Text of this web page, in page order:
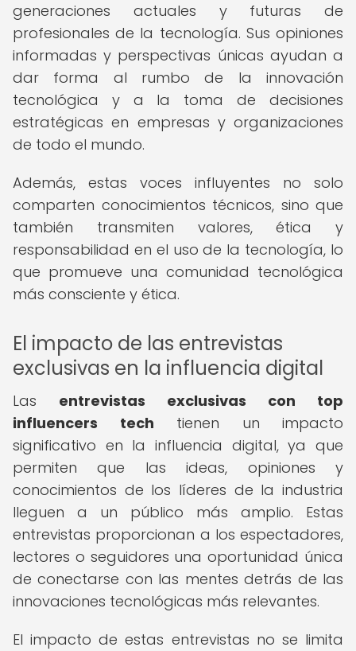
generaciones actuales y futuras de
profesionales de la tecnología. Sus opiniones
informadas y perspectivas únicas ayudan a
dar forma al rumbo de la innovación
tecnológica y a la toma de decisiones
estratégicas en empresas y organizaciones
de todo el mundo.
Además, estas voces influyentes no solo
comparten conocimientos técnicos, sino que
también transmiten valores, ética y
responsabilidad en el uso de la tecnología, lo
que promueve una comunidad tecnológica
más consciente y ética.
El impacto de las entrevistas
exclusivas en la influencia digital
Las entrevistas exclusivas con top
influencers tech tienen un impacto
significativo en la influencia digital, ya que
permiten que las ideas, opiniones y
conocimientos de los líderes de la industria
lleguen a un público más amplio. Estas
entrevistas proporcionan a los espectadores,
lectores o seguidores una oportunidad única
de conectarse con las mentes detrás de las
innovaciones tecnológicas más relevantes.
El impacto de estas entrevistas no se limita